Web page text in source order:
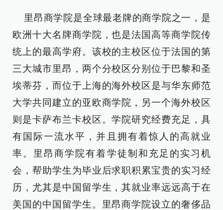
里昂商学院是全球最老牌的商学院之一，是
欧洲十大名牌商学院，也是法国高等商学院传
统上的最高学府。该校的主校区位于法国的第
三大城市里昂，两个分校区分别位于巴黎和圣
埃蒂芬，而位于上海的海外校区是与华东师范
大学共同建立的亚欧商学院，另一个海外校区
则是卡萨布兰卡校区。学院研究经费充足，具
有国际一流水平，并且拥有着惊人的高就业
率。里昂商学院有着学徒制和充足的实习机
会，帮助学生为毕业后求职积累宝贵的实习经
历，尤其是中国留学生，其就业率远远高于在
美国的中国留学生。里昂商学院设立的奢侈品